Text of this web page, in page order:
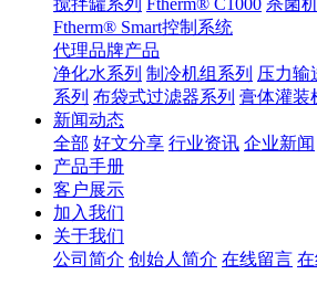
搅拌罐系列 Ftherm® C1000 杀菌
Ftherm® Smart控制系统
代理品牌产品
净化水系列 制冷机组系列 压力输
系列 布袋式过滤器系列 膏体灌装
新闻动态
全部 好文分享 行业资讯 企业新闻
产品手册
客户展示
加入我们
关于我们
公司简介 创始人简介 在线留言